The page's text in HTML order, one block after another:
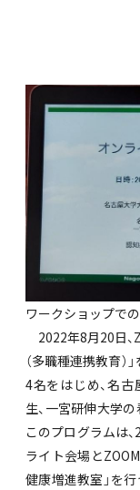
ワークショップで
2022年8月20日、
（多職種連携教育）
4名をはじめ、名
生、一宮研伸大学
このプログラムは
ライト会場と
健康増進教室」を